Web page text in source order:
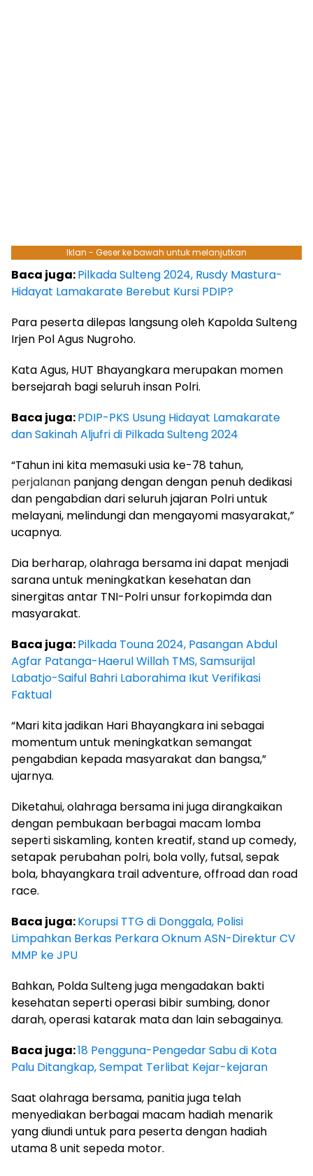
Iklan - Geser ke bawah untuk melanjutkan
Baca juga:Pilkada Sulteng 2024, Rusdy Mastura-
Hidayat Lamakarate Berebut Kursi PDIP?
Para peserta dilepas langsung oleh Kapolda Sulteng
Irjen Pol Agus Nugroho.
Kata Agus, HUT Bhayangkara merupakan momen
bersejarah bagi seluruh insan Polri.
Baca juga:PDIP-PKS Usung Hidayat Lamakarate
dan Sakinah Aljufri di Pilkada Sulteng 2024
“Tahun ini kita memasuki usia ke-78 tahun,
perjalanan panjang dengan dengan penuh dedikasi
dan pengabdian dari seluruh jajaran Polri untuk
melayani, melindungi dan mengayomi masyarakat,”
ucapnya.
Dia berharap, olahraga bersama ini dapat menjadi
sarana untuk meningkatkan kesehatan dan
sinergitas antar TNI-Polri unsur forkopimda dan
masyarakat.
Baca juga:Pilkada Touna 2024, Pasangan Abdul
Agfar Patanga-Haerul Willah TMS, Samsurijal
Labatjo-Saiful Bahri Laborahima Ikut Verifikasi
Faktual
“Mari kita jadikan Hari Bhayangkara ini sebagai
momentum untuk meningkatkan semangat
pengabdian kepada masyarakat dan bangsa,”
ujarnya.
Diketahui, olahraga bersama ini juga dirangkaikan
dengan pembukaan berbagai macam lomba
seperti siskamling, konten kreatif, stand up comedy,
setapak perubahan polri, bola volly, futsal, sepak
bola, bhayangkara trail adventure, offroad dan road
race.
Baca juga:Korupsi TTG di Donggala, Polisi
Limpahkan Berkas Perkara Oknum ASN-Direktur CV
MMP ke JPU
Bahkan, Polda Sulteng juga mengadakan bakti
kesehatan seperti operasi bibir sumbing, donor
darah, operasi katarak mata dan lain sebagainya.
Baca juga:18 Pengguna-Pengedar Sabu di Kota
Palu Ditangkap, Sempat Terlibat Kejar-kejaran
Saat olahraga bersama, panitia juga telah
menyediakan berbagai macam hadiah menarik
yang diundi untuk para peserta dengan hadiah
utama 8 unit sepeda motor.